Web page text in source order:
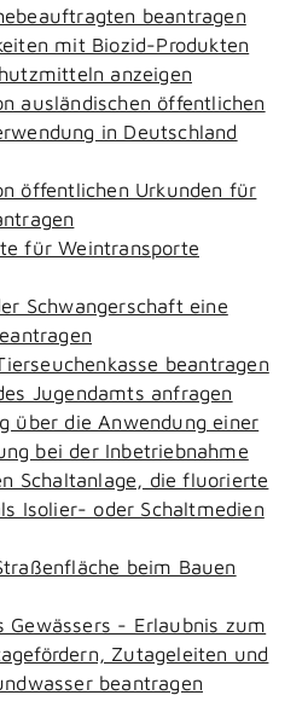
beantragen
mit Biozid-Produkten
anzeigen
ausländischen öffentlichen
in Deutschland
öffentlichen Urkunden für
für Weintransporte
Schwangerschaft eine
beantragen
Jugendamts anfragen
über die Anwendung einer
bei der Inbetriebnahme
Schaltanlage, die fluorierte
Isolier- oder Schaltmedien
beim Bauen
Gewässers - Erlaubnis zum
Zutageleiten und
beantragen